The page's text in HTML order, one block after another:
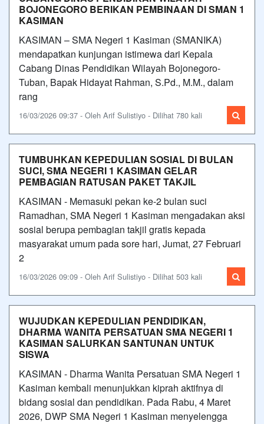
BOJONEGORO BERIKAN PEMBINAAN DI SMAN 1
KASIMAN
KASIMAN – SMA Negeri 1 Kasiman (SMANIKA)
mendapatkan kunjungan istimewa dari Kepala
Cabang Dinas Pendidikan Wilayah Bojonegoro-
Tuban, Bapak Hidayat Rahman, S.Pd., M.M., dalam
rang
16/03/2026 09:37 - Oleh Arif Sulistiyo - Dilihat 780 kali
TUMBUHKAN KEPEDULIAN SOSIAL DI BULAN
SUCI, SMA NEGERI 1 KASIMAN GELAR
PEMBAGIAN RATUSAN PAKET TAKJIL
KASIMAN - Memasuki pekan ke-2 bulan suci
Ramadhan, SMA Negeri 1 Kasiman mengadakan aksi
sosial berupa pembagian takjil gratis kepada
masyarakat umum pada sore hari, Jumat, 27 Februari
2
16/03/2026 09:09 - Oleh Arif Sulistiyo - Dilihat 503 kali
WUJUDKAN KEPEDULIAN PENDIDIKAN,
DHARMA WANITA PERSATUAN SMA NEGERI 1
KASIMAN SALURKAN SANTUNAN UNTUK
SISWA
KASIMAN - Dharma Wanita Persatuan SMA Negeri 1
Kasiman kembali menunjukkan kiprah aktifnya di
bidang sosial dan pendidikan. Pada Rabu, 4 Maret
2026, DWP SMA Negeri 1 Kasiman menyelengga